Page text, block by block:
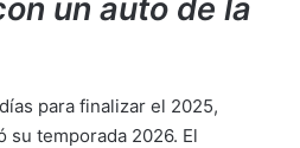
un auto de la
para finalizar el 2025,
su temporada 2026. El